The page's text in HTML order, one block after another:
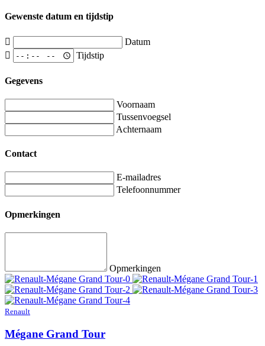
Gewenste datum en tijdstip
Datum
Tijdstip
Gegevens
Voornaam
Tussenvoegsel
Achternaam
Contact
E-mailadres
Telefoonnummer
Opmerkingen
Opmerkingen
Renault
Mégane Grand Tour